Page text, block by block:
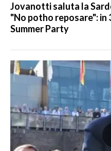
Jovanotti saluta la
"No potho reposare": in
Summer Party